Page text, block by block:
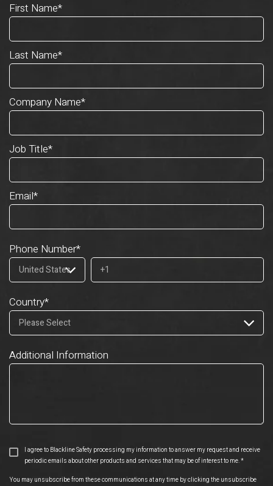
First Name*
Last Name*
Company Name*
Job Title*
Email*
Phone Number*
Country*
Additional Information
I agree to Blackline Safety processing my information to answer my request and receive
periodic emails about other products and services that may be of interest to me.*
You may unsubscribe from these communications at any time by clicking the unsubscribe